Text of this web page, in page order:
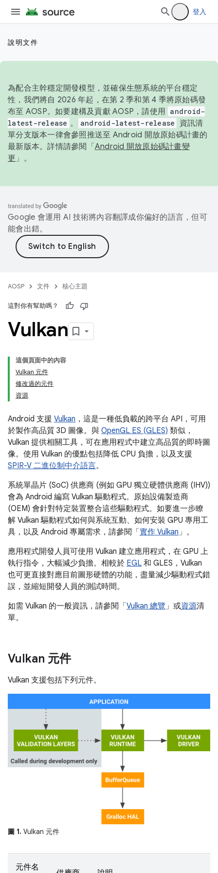
登入
說明文件
為配合主幹穩定開發模型，並確保生態系統的平台穩定
性，我們將自 2026 年起，在第 2 季和第 4 季將原始碼發
布至 AOSP。如要建構及貢獻 AOSP，請使用 android-
latest-release 。 android-latest-release
資訊清
單分支版本一律會參照推送至 Android 開放原始碼計畫的
最新版本。詳情請參閱「 Android 開放原始碼計畫變
更 」。
Google 會運用 AI 技術將內容翻譯成你偏好的語言，但可
能會出錯。
AOSP 文件 核心主題
這對你有幫助嗎？
Vulkan
這個頁面中的內容
Vulkan 元件
修改過的元件
資源
Android 支援 Vulkan ，這是一種低負載的跨平台 API，可用
於製作高品質 3D 圖像。與 OpenGL ES (GLES) 類似，
Vulkan 提供相關工具，可在應用程式中建立高品質的即時圖
像。使用 Vulkan 的優點包括降低 CPU 負擔，以及支援
SPIR-V 二進位制中介語言。
系統單晶片 (SoC) 供應商 (例如 GPU 獨立硬體供應商 (IHV))
會為 Android 編寫 Vulkan 驅動程式。原始設備製造商
(OEM) 會針對特定裝置整合這些驅動程式。如要進一步瞭
解 Vulkan 驅動程式如何與系統互動、如何安裝 GPU 專用工
具，以及 Android 專屬需求，請參閱「 實作 Vulkan」。
應用程式開發人員可使用 Vulkan 建立應用程式，在 GPU 上
執行指令，大幅減少負擔。相較於 EGL 和 GLES，Vulkan
也可更直接對應目前圖形硬體的功能，盡量減少驅動程式錯
誤，並縮短開發人員的測試時間。
如需 Vulkan 的一般資訊，請參閱「 Vulkan 總覽」或資源清
單。
Vulkan 元件
Vulkan 支援包括下列元件。
圖 1. Vulkan 元件
元件名